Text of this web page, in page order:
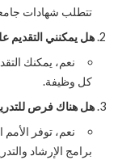
تتطلب شهادات
هل يمكنني
نعم، يمكنك
كل وظيفة.
هل هناك فرص
نعم، توفر
برامج الإرشاد